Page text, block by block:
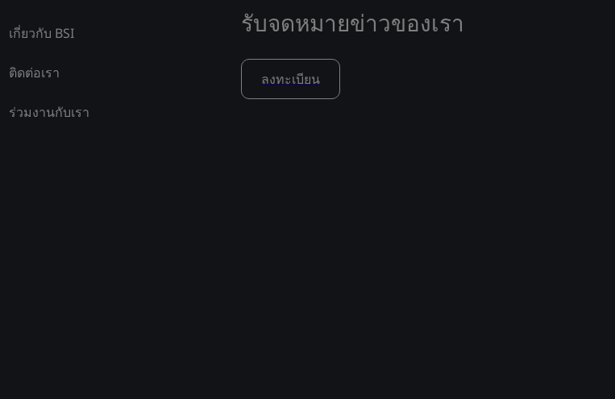
เกี่ยวกับ BSI
ติดต่อเรา
ร่วมงานกับเรา
รับจดหมายข่าวของเรา
ลงทะเบียน